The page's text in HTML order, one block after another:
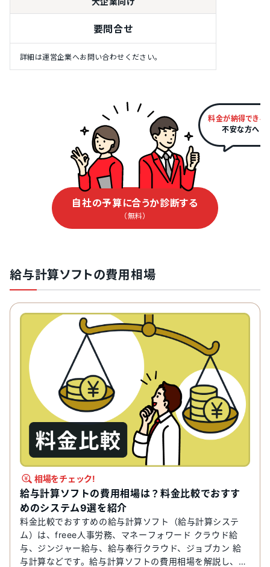
要問合せ
詳細は運営企業へお問い合わせください。
料金が納得できる
不安な方へ
自社の予算に合うか診断する
（無料）
給与計算ソフトの費用相場
相場をチェック!
給与計算ソフトの費用相場は？料金比較でおすす
めのシステム9選を紹介
料金比較でおすすめの給与計算ソフト（給与計算システ
ム）は、freee人事労務、マネーフォワード クラウド給
与、ジンジャー給与、給与奉行クラウド、ジョブカン 給
与計算などです。給与計算ソフトの費用相場を解説し、初